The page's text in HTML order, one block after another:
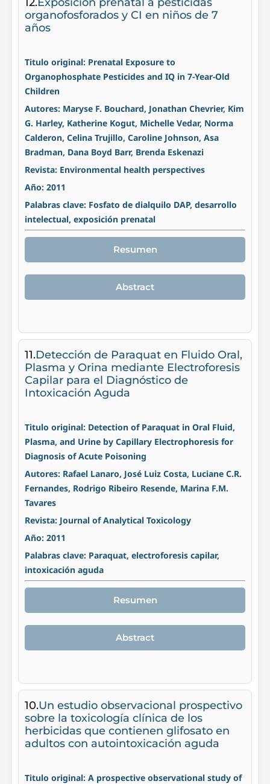
organofosforados y CI en niños de 7
años
Titulo original: Prenatal Exposure to
Organophosphate Pesticides and IQ in 7-Year-Old
Children
Autores: Maryse F. Bouchard, Jonathan Chevrier, Kim
G. Harley, Katherine Kogut, Michelle Vedar, Norma
Calderon, Celina Trujillo, Caroline Johnson, Asa
Bradman, Dana Boyd Barr, Brenda Eskenazi
Revista: Environmental health perspectives
Año: 2011
Palabras clave: Fosfato de dialquilo DAP, desarrollo
intelectual, exposición prenatal
Resumen
Abstract
11.Detección de Paraquat en Fluido Oral,
Plasma y Orina mediante Electroforesis
Capilar para el Diagnóstico de
Intoxicación Aguda
Titulo original: Detection of Paraquat in Oral Fluid,
Plasma, and Urine by Capillary Electrophoresis for
Diagnosis of Acute Poisoning
Autores: Rafael Lanaro, José Luiz Costa, Luciane C.R.
Fernandes, Rodrigo Ribeiro Resende, Marina F.M.
Tavares
Revista: Journal of Analytical Toxicology
Año: 2011
Palabras clave: Paraquat, electroforesis capilar,
intoxicación aguda
Resumen
Abstract
10.Un estudio observacional prospectivo
sobre la toxicología clínica de los
herbicidas que contienen glifosato en
adultos con autointoxicación aguda
Titulo original: A prospective observational study of